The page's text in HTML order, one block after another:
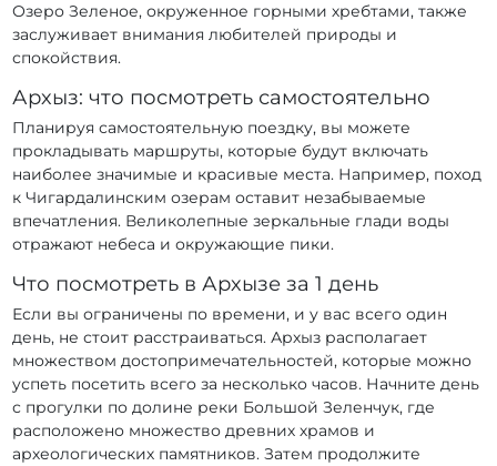
Озеро Зеленое, окруженное горными хребтами, также
заслуживает внимания любителей природы и
спокойствия.
Архыз: что посмотреть самостоятельно
Планируя самостоятельную поездку, вы можете
прокладывать маршруты, которые будут включать
наиболее значимые и красивые места. Например, поход
к Чигардалинским озерам оставит незабываемые
впечатления. Великолепные зеркальные глади воды
отражают небеса и окружающие пики.
Что посмотреть в Архызе за 1 день
Если вы ограничены по времени, и у вас всего один
день, не стоит расстраиваться. Архыз располагает
множеством достопримечательностей, которые можно
успеть посетить всего за несколько часов. Начните день
с прогулки по долине реки Большой Зеленчук, где
расположено множество древних храмов и
археологических памятников. Затем продолжите